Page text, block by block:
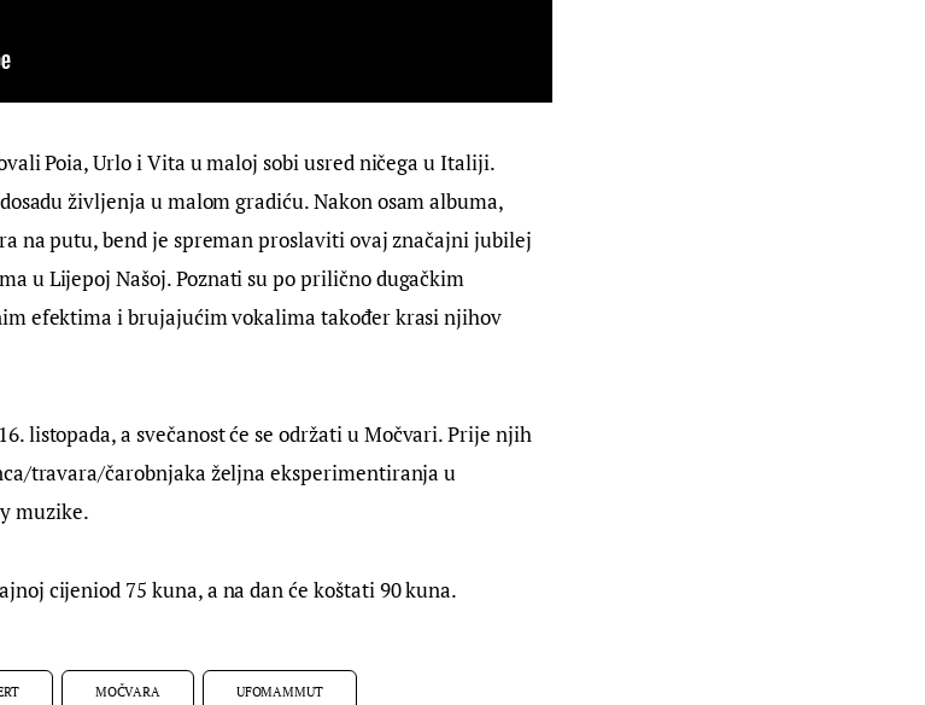
Poia, Urlo i Vita u maloj sobi usred ničega u Italiji.
življenja u malom gradiću. Nakon osam albuma,
na putu, bend je spreman proslaviti ovaj značajni jubilej
u Lijepoj Našoj. Poznati su po prilično dugačkim
efektima i brujajućim vokalima također krasi njihov
listopada, a svečanost će se održati u Močvari. Prije njih
travara/čarobnjaka željna eksperimentiranja u
muzike.
cijeniod 75 kuna, a na dan će koštati 90 kuna.
MOČVARA UFOMAMMUT